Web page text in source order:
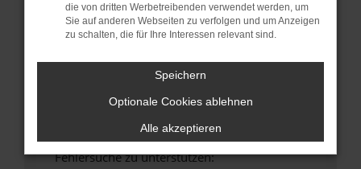
Sicherheitsrisiko, sondern kann auch dazu
führen, dass bestimmte Funktionen nicht mehr
unterstützt werden.
Wende dich an den Webseitenbetreiber.
Wenn du alle oben genannten Schritte versucht
hast, kontaktiere uns bitte. Wir werden
versuchen, das Problem zu beheben. Du kannst
uns diesen Text schicken, um uns bei der
Fehlersuche zu unterstützen:
die von dritten Werbetreibenden verwendet werden, um
Sie auf anderen Webseiten zu verfolgen und um Anzeigen
zu schalten, die für Ihre Interessen relevant sind.
Speichern
Optionale Cookies ablehnen
Alle akzeptieren